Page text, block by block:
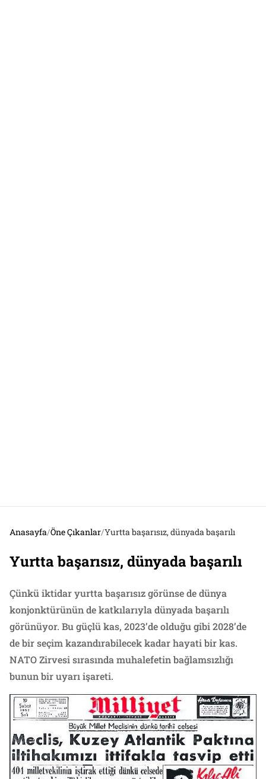
Anasayfa/Öne Çıkanlar/Yurtta başarısız, dünyada başarılı
Yurtta başarısız, dünyada başarılı
Çünkü iktidar yurtta başarısız görünse de dünya
konjonktürünün de katkılarıyla dünyada başarılı
görünüyor. Bu güçlü kas, 2023’de olduğu gibi 2028’de
de bir seçim kazandırabilecek kadar hayati bir kas.
NATO Zirvesi sırasında muhalefetin bağlamsızlığı
bunun bir uyarı işareti.